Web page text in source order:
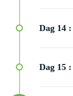
Dag 14 :
Dag 15 :